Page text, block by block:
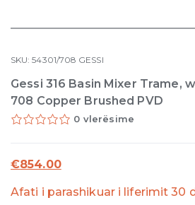
SKU:54301/708 GESSI
Gessi 316 Basin Mixer Trame,
708 Copper Brushed PVD
0 vlerësime
€854.00
Afati i parashikuar i liferimit 30